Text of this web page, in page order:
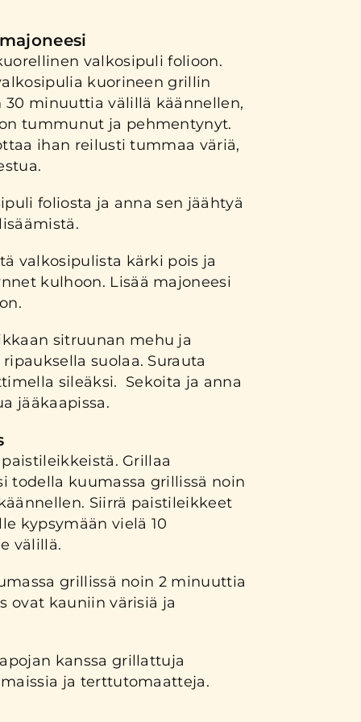
valkosipuli folioon.
kuorineen grillin
minuuttia välillä käännellen,
tummunut ja pehmentynyt.
ihan reilusti tummaa väriä,
foliosta ja anna sen jäähtyä
valkosipulista kärki pois ja
kulhoon. Lisää majoneesi
sitruunan mehu ja
suolaa. Surauta
sileäksi. Sekoita ja anna
jääkaapissa.
Grillaa
todella kuumassa grillissä noin
Siirrä paistileikkeet
kypsymään vielä 10
välillä.
grillissä noin 2 minuuttia
ovat kauniin värisiä ja
kanssa grillattuja
ja terttutomaatteja.